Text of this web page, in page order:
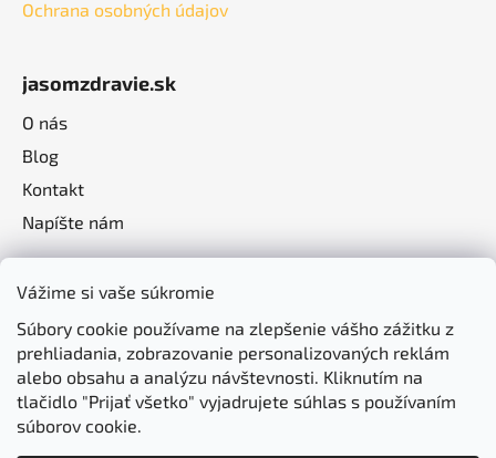
Vážime si vaše súkromie
Súbory cookie používame na zlepšenie vášho zážitku z
prehliadania, zobrazovanie personalizovaných reklám
alebo obsahu a analýzu návštevnosti. Kliknutím na
tlačidlo "Prijať všetko" vyjadrujete súhlas s používaním
súborov cookie.
Ochrana osobných údajov
jasomzdravie.sk
O nás
Blog
Kontakt
Napíšte nám